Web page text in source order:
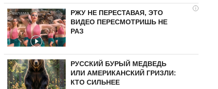
i
РЖУ НЕ ПЕРЕСТАВАЯ, ЭТО
ВИДЕО ПЕРЕСМОТРИШЬ НЕ
РАЗ
РУССКИЙ БУРЫЙ МЕДВЕДЬ
ИЛИ АМЕРИКАНСКИЙ ГРИЗЛИ:
КТО СИЛЬНЕЕ